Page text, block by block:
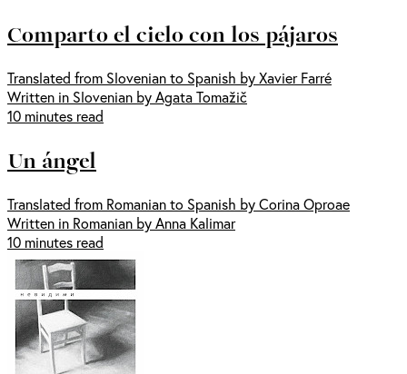
Comparto el cielo con los pájaros
Translated from Slovenian to Spanish by Xavier Farré
Written in Slovenian by Agata Tomažič
10 minutes read
Un ángel
Translated from Romanian to Spanish by Corina Oproae
Written in Romanian by Anna Kalimar
10 minutes read